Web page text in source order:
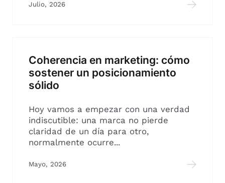
Julio, 2026
Coherencia en marketing: cómo
sostener un posicionamiento
sólido
Hoy vamos a empezar con una verdad
indiscutible: una marca no pierde
claridad de un día para otro,
normalmente ocurre...
Mayo, 2026